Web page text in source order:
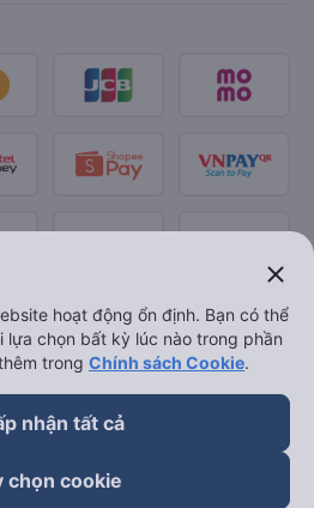
close
hoạt động ổn định. Bạn có thể
lựa chọn bất kỳ lúc nào trong phần
trong Chính sách Cookie.
nhận tất cả
chọn cookie